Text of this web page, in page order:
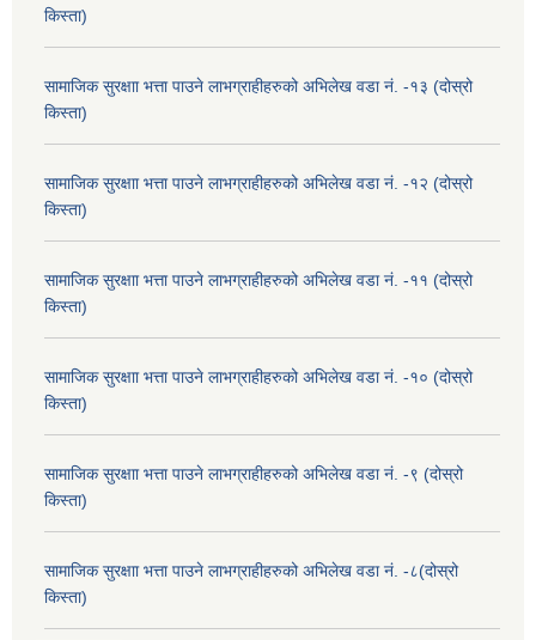
किस्ता)
सामाजिक सुरक्षाा भत्ता पाउने लाभग्राहीहरुको अभिलेख वडा नं. -१३ (दोस्रो
किस्ता)
सामाजिक सुरक्षाा भत्ता पाउने लाभग्राहीहरुको अभिलेख वडा नं. -१२ (दोस्रो
किस्ता)
सामाजिक सुरक्षाा भत्ता पाउने लाभग्राहीहरुको अभिलेख वडा नं. -११ (दोस्रो
किस्ता)
सामाजिक सुरक्षाा भत्ता पाउने लाभग्राहीहरुको अभिलेख वडा नं. -१० (दोस्रो
किस्ता)
सामाजिक सुरक्षाा भत्ता पाउने लाभग्राहीहरुको अभिलेख वडा नं. -९ (दोस्रो
किस्ता)
सामाजिक सुरक्षाा भत्ता पाउने लाभग्राहीहरुको अभिलेख वडा नं. -८(दोस्रो
किस्ता)